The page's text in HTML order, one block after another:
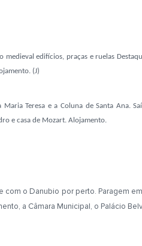
medieval edifícios, praças e ruelas
(J)
Teresa e a Coluna de Santa Ana.
e casa de Mozart. Alojamento.
o Danubio por perto. Paragem
a Câmara Municipal, o Palácio